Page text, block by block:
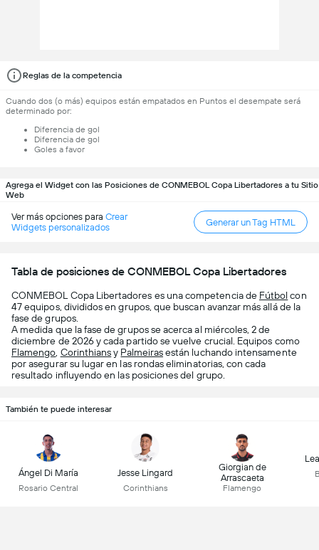
Reglas de la competencia
Cuando dos (o más) equipos están empatados en Puntos el desempate será
determinado por:
Diferencia de gol
Diferencia de gol
Goles a favor
Agrega el Widget con las Posiciones de CONMEBOL Copa Libertadores a tu Sitio
Web
Ver más opciones para Crear
Widgets personalizados
Generar un Tag HTML
Tabla de posiciones de CONMEBOL Copa Libertadores
CONMEBOL Copa Libertadores es una competencia de Fútbol con
47 equipos, divididos en grupos, que buscan avanzar más allá de la
fase de grupos.
A medida que la fase de grupos se acerca al miércoles, 2 de
diciembre de 2026 y cada partido se vuelve crucial. Equipos como
Flamengo Corinthiansy Palmeirasestán luchando intensamente
por asegurar su lugar en las rondas eliminatorias, con cada
resultado influyendo en las posiciones del grupo.
También te puede interesar
Ángel Di María
Rosario Central
Jesse Lingard
Corinthians
Giorgian de
Arrascaeta
Flamengo